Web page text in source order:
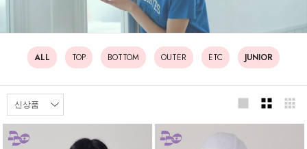
ALL TOP BOTTOM OUTER ETC JUNIOR